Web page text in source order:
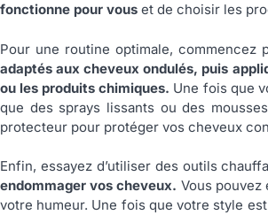
fonctionne pour vous et de choisir les
Pour une routine optimale, commencez
adaptés aux cheveux ondulés, puis
ou les produits chimiques. Une fois que
que des sprays lissants ou des
protecteur pour protéger vos cheveux
Enfin, essayez d’utiliser des outils
endommager vos cheveux. Vous
votre humeur. Une fois que votre style